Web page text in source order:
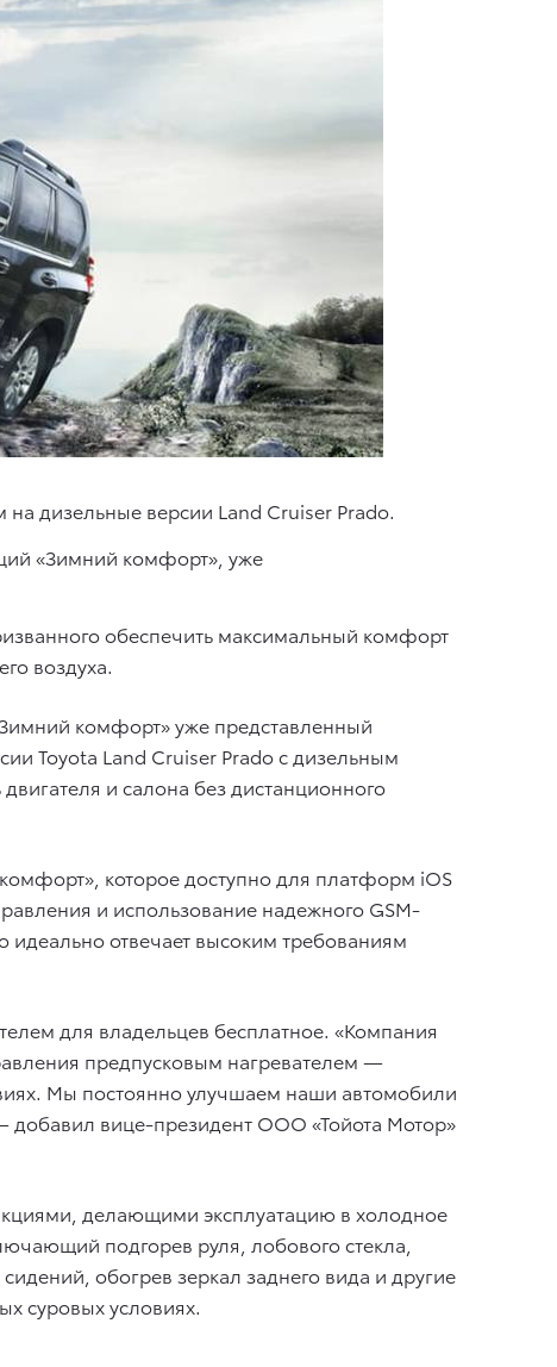
на дизельные версии Land Cruiser Prado.
«Зимний комфорт», уже
обеспечить максимальный комфорт
воздуха.
комфорт» уже представленный
Toyota Land Cruiser Prado с дизельным
и салона без дистанционного
которое доступно для платформ iOS
и использование надежного GSM-
идеально отвечает высоким требованиям
для владельцев бесплатное. «Компания
предпусковым нагревателем —
Мы постоянно улучшаем наши автомобили
добавил вице-президент ООО «Тойота Мотор»
делающими эксплуатацию в холодное
подгорев руля, лобового стекла,
обогрев зеркал заднего вида и другие
суровых условиях.